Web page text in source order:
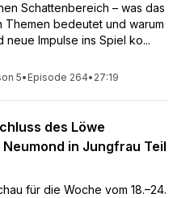
Schattenbereich – was das
bedeutet und warum
Impulse ins Spiel ko...
5• Episode 264• 27:19
des Löwe
in Jungfrau Teil
für die Woche vom 18.–24.